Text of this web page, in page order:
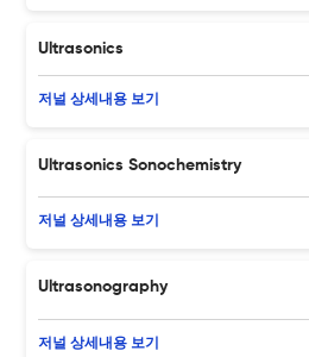
Ultrasonics
저널 상세내용 보기
Ultrasonics Sonochemistry
저널 상세내용 보기
Ultrasonography
저널 상세내용 보기